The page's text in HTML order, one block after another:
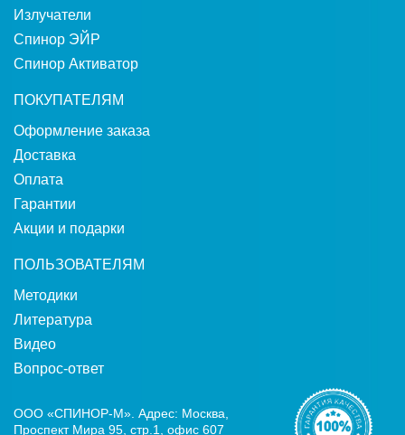
Излучатели
Спинор ЭЙР
Спинор Активатор
ПОКУПАТЕЛЯМ
Оформление заказа
Доставка
Оплата
Гарантии
Акции и подарки
ПОЛЬЗОВАТЕЛЯМ
Методики
Литература
Видео
Вопрос-ответ
ООО «СПИНОР-М». Адрес: Москва,
Проспект Мира 95, стр.1, офис 607